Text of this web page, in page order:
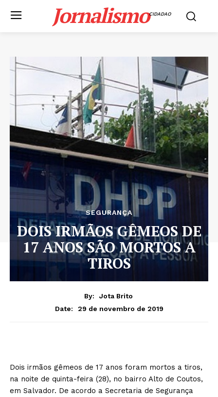
JornalismoCIDADAO
SEGURANÇA
DOIS IRMÃOS GÊMEOS DE
17 ANOS SÃO MORTOS A
TIROS
By:
Jota Brito
Date:
29 de novembro de 2019
Dois irmãos gêmeos de 17 anos foram mortos a tiros,
na noite de quinta-feira (28), no bairro Alto de Coutos,
em Salvador. De acordo a Secretaria de Segurança